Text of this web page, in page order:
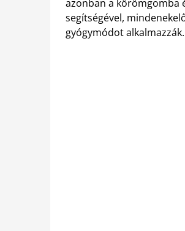
azonban a körömgomba
segítségével,
gyógymódot alkalmazzák.